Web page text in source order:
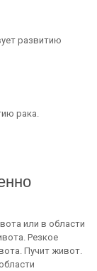
развитию
рака.
или в области
Резкое
Пучит живот.